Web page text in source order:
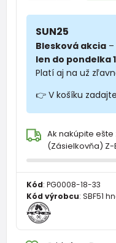
SUN25
Blesková akcia
len do pondelka
Platí aj na už
👉 V košíku
Ak nakúpite ešte
(Zásielkovňa) Z-
Kód: PG0008-18-33
Kód výrobcu: SBF51